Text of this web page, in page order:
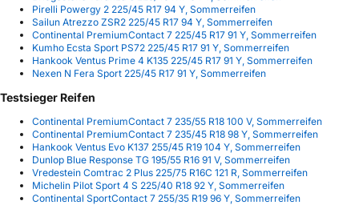
Pirelli Powergy 2 225/45 R17 94 Y, Sommerreifen
Sailun Atrezzo ZSR2 225/45 R17 94 Y, Sommerreifen
Continental PremiumContact 7 225/45 R17 91 Y, Sommerreifen
Kumho Ecsta Sport PS72 225/45 R17 91 Y, Sommerreifen
Hankook Ventus Prime 4 K135 225/45 R17 91 Y, Sommerreifen
Nexen N Fera Sport 225/45 R17 91 Y, Sommerreifen
Testsieger Reifen
Continental PremiumContact 7 235/55 R18 100 V, Sommerreifen
Continental PremiumContact 7 235/45 R18 98 Y, Sommerreifen
Hankook Ventus Evo K137 255/45 R19 104 Y, Sommerreifen
Dunlop Blue Response TG 195/55 R16 91 V, Sommerreifen
Vredestein Comtrac 2 Plus 225/75 R16C 121 R, Sommerreifen
Michelin Pilot Sport 4 S 225/40 R18 92 Y, Sommerreifen
Continental SportContact 7 255/35 R19 96 Y, Sommerreifen